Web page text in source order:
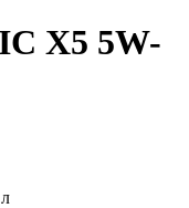
X5 5W-